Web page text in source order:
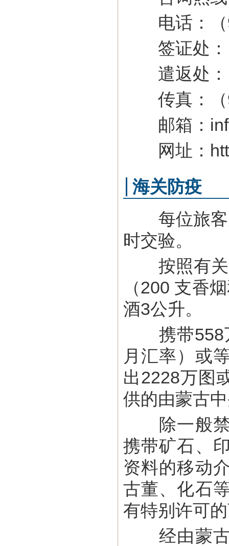
电话：（
签证处：
遣返处：
传真：（
邮箱：
网址：
海关防疫
每位旅客
时交验。
按照有关
（200 支香
酒3公升。
携带558万
月汇率）或
出2228万图
供的由蒙古
除一般禁
携带矿石、
资料的移动
古董、化石
有特别许可
经由蒙古